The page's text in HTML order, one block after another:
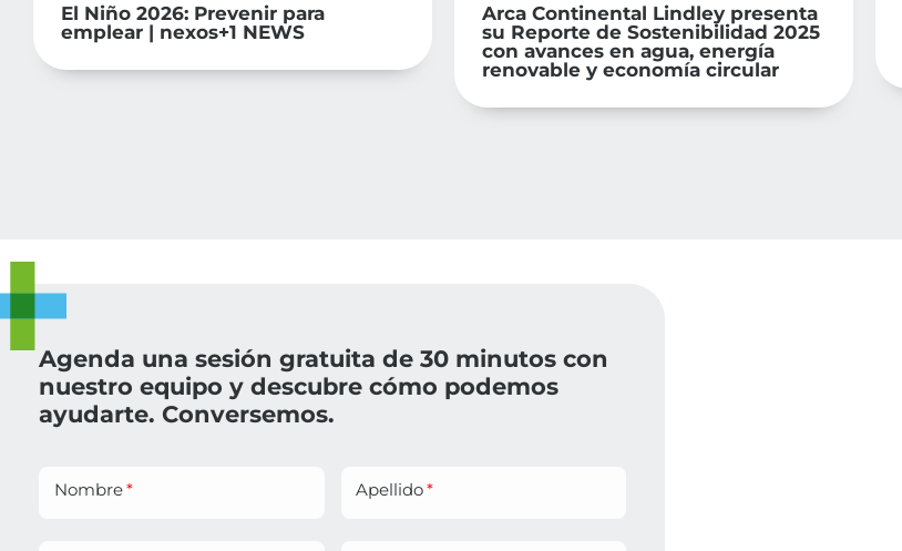
El Niño 2026: Prevenir para
emplear | nexos+1 NEWS
Arca Continental Lindley presenta
su Reporte de Sostenibilidad 2025
con avances en agua, energía
renovable y economía circular
Agenda una sesión gratuita de 30 minutos con
nuestro equipo y descubre cómo podemos
ayudarte. Conversemos.
Nombre Apellido